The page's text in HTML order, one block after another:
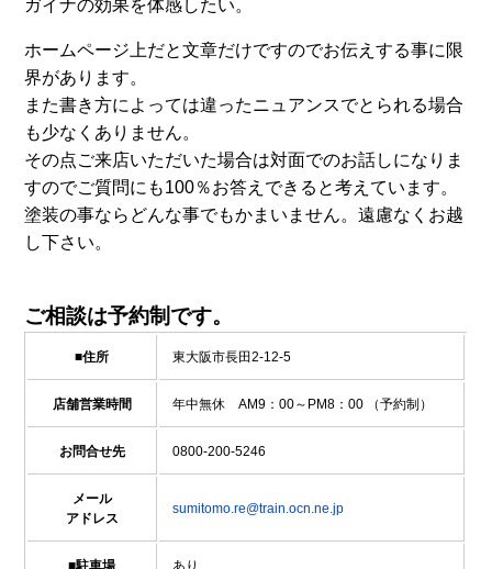
ガイナの効果を体感したい。
ホームページ上だと文章だけですのでお伝えする事に限
界があります。
また書き方によっては違ったニュアンスでとられる場合
も少なくありません。
その点ご来店いただいた場合は対面でのお話しになりま
すのでご質問にも100％お答えできると考えています。
塗装の事ならどんな事でもかまいません。遠慮なくお越
し下さい。
ご相談は予約制です。
■住所 東大阪市長田2-12-5
店舗営業時間 年中無休 AM9：00～PM8：00 （予約制）
お問合せ先 0800-200-5246
メール
アドレス
sumitomo.re@train.ocn.ne.jp
■駐車場 あり